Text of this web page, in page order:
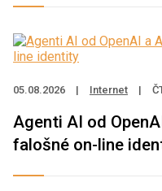
05.08.2026 | Internet |
Agenti AI od
falošné on-line